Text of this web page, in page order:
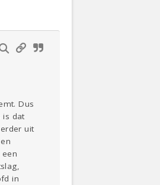
Dus
is dat
uit
in